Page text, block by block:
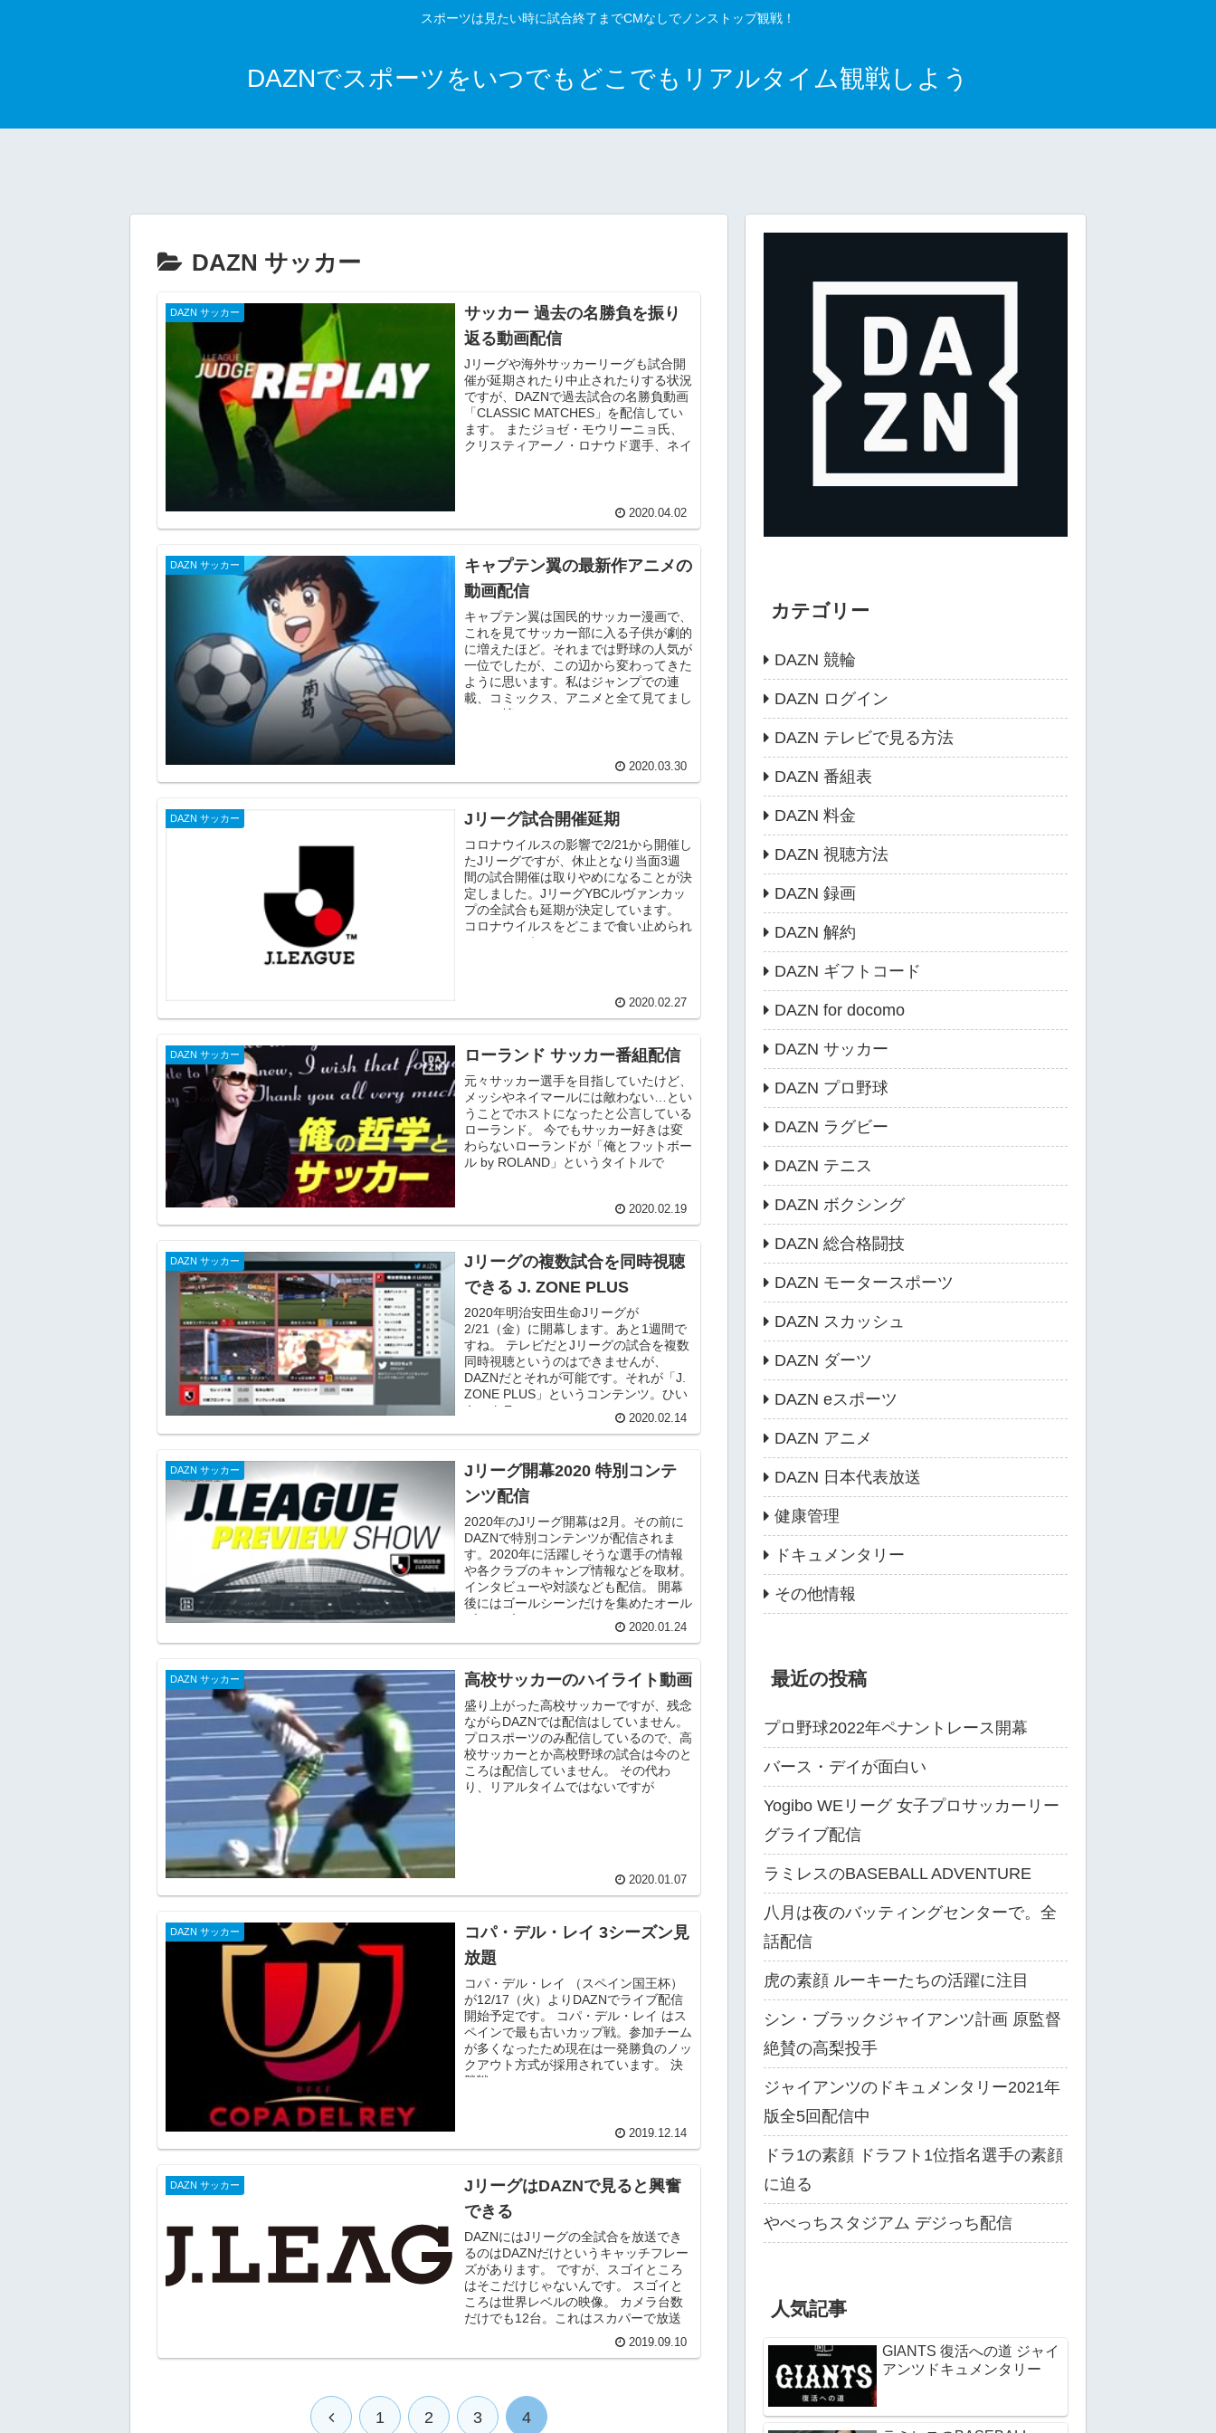
スポーツは見たい時に試合終了までCMなしでノンストップ観戦！
DAZNでスポーツをいつでもどこでもリアルタイム観戦しよう
DAZN サッカー
DAZN サッカー
サッカー 過去の名勝負を振り
返る動画配信
Jリーグや海外サッカーリーグも試合開
催が延期されたり中止されたりする状況
ですが、DAZNで過去試合の名勝負動画
「CLASSIC MATCHES」を配信してい
ます。 またジョゼ・モウリーニョ氏、
クリスティアーノ・ロナウド選手、ネイ
2020.04.02
DAZN サッカー
キャプテン翼の最新作アニメの
動画配信
キャプテン翼は国民的サッカー漫画で、
これを見てサッカー部に入る子供が劇的
に増えたほど。それまでは野球の人気が
一位でしたが、この辺から変わってきた
ように思います。私はジャンプでの連
載、コミックス、アニメと全て見てまし
たね、懐かしい～。 ...
2020.03.30
DAZN サッカー Jリーグ試合開催延期
コロナウイルスの影響で2/21から開催し
たJリーグですが、休止となり当面3週
間の試合開催は取りやめになることが決
定しました。JリーグYBCルヴァンカッ
プの全試合も延期が決定しています。
コロナウイルスをどこまで食い止められ
るか？という...
2020.02.27
DAZN サッカー ローランド サッカー番組配信
元々サッカー選手を目指していたけど、
メッシやネイマールには敵わない…とい
うことでホストになったと公言している
ローランド。 今でもサッカー好きは変
わらないローランドが「俺とフットボー
ル by ROLAND」というタイトルで
2020.02.19
DAZN サッカー
Jリーグの複数試合を同時視聴
できる J. ZONE PLUS
2020年明治安田生命Jリーグが
2/21（金）に開幕します。あと1週間で
すね。 テレビだとJリーグの試合を複数
同時視聴というのはできませんが、
DAZNだとそれが可能です。それが「J.
ZONE PLUS」というコンテンツ。ひい
きのクラ...
2020.02.14
DAZN サッカー
Jリーグ開幕2020 特別コンテ
ンツ配信
2020年のJリーグ開幕は2月。その前に
DAZNで特別コンテンツが配信されま
す。2020年に活躍しそうな選手の情報
や各クラブのキャンプ情報などを取材。
インタビューや対談なども配信。 開幕
後にはゴールシーンだけを集めたオール
ゴールズショ...
2020.01.24
DAZN サッカー 高校サッカーのハイライト動画
盛り上がった高校サッカーですが、残念
ながらDAZNでは配信はしていません。
プロスポーツのみ配信しているので、高
校サッカーとか高校野球の試合は今のと
ころは配信していません。 その代わ
り、リアルタイムではないですが
YouTubeでいくつか...
2020.01.07
DAZN サッカー
コパ・デル・レイ 3シーズン見
放題
コパ・デル・レイ （スペイン国王杯）
が12/17（火）よりDAZNでライブ配信
開始予定です。 コパ・デル・レイ はス
ペインで最も古いカップ戦。参加チーム
が多くなったため現在は一発勝負のノッ
クアウト方式が採用されています。 決
勝戦...
2019.12.14
DAZN サッカー
JリーグはDAZNで見ると興奮
できる
DAZNにはJリーグの全試合を放送でき
るのはDAZNだけというキャッチフレー
ズがあります。 ですが、スゴイところ
はそこだけじゃないんです。 スゴイと
ころは世界レベルの映像。 カメラ台数
だけでも12台。これはスカパーで放送
2019.09.10
1 2 3 4
カテゴリー
DAZN 競輪
DAZN ログイン
DAZN テレビで見る方法
DAZN 番組表
DAZN 料金
DAZN 視聴方法
DAZN 録画
DAZN 解約
DAZN ギフトコード
DAZN for docomo
DAZN サッカー
DAZN プロ野球
DAZN ラグビー
DAZN テニス
DAZN ボクシング
DAZN 総合格闘技
DAZN モータースポーツ
DAZN スカッシュ
DAZN ダーツ
DAZN eスポーツ
DAZN アニメ
DAZN 日本代表放送
健康管理
ドキュメンタリー
その他情報
最近の投稿
プロ野球2022年ペナントレース開幕
バース・デイが面白い
Yogibo WEリーグ 女子プロサッカーリー
グライブ配信
ラミレスのBASEBALL ADVENTURE
八月は夜のバッティングセンターで。全
話配信
虎の素顔 ルーキーたちの活躍に注目
シン・ブラックジャイアンツ計画 原監督
絶賛の高梨投手
ジャイアンツのドキュメンタリー2021年
版全5回配信中
ドラ1の素顔 ドラフト1位指名選手の素顔
に迫る
やべっちスタジアム デジっち配信
人気記事
GIANTS 復活への道 ジャイ
アンツドキュメンタリー